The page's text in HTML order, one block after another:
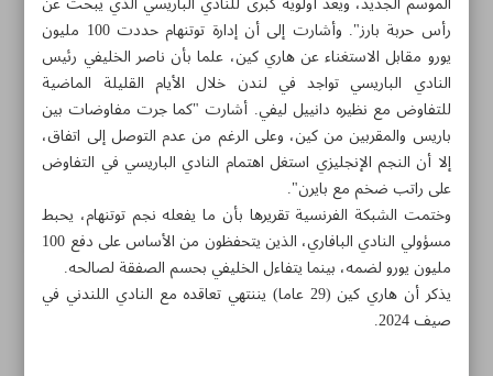
مواضيع هذه الصفحة
31 ميدالية ملونة .. حصاد ايران بالتايكواندو
رأس حربة بارز". وأشارت إلى أن إدارة توتنهام حددت 100 مليون
يورو مقابل الاستغناء عن هاري كين، علما بأن ناصر الخليفي رئيس
النادي الباريسي تواجد في لندن خلال الأيام القليلة الماضية
للتفاوض مع نظيره دانييل ليفي. أشارت "كما جرت مفاوضات بين
باريس والمقربين من كين، وعلى الرغم من عدم التوصل إلى اتفاق،
إلا أن النجم الإنجليزي استغل اهتمام النادي الباريسي في التفاوض
على راتب ضخم مع بايرن".
وختمت الشبكة الفرنسية تقريرها بأن ما يفعله نجم توتنهام، يحبط
مسؤولي النادي البافاري، الذين يتحفظون من الأساس على دفع 100
مليون يورو لضمه، بينما يتفاءل الخليفي بحسم الصفقة لصالحه.
يذكر أن هاري كين (29 عاما) يننتهي تعاقده مع النادي اللندني في
صيف 2024.